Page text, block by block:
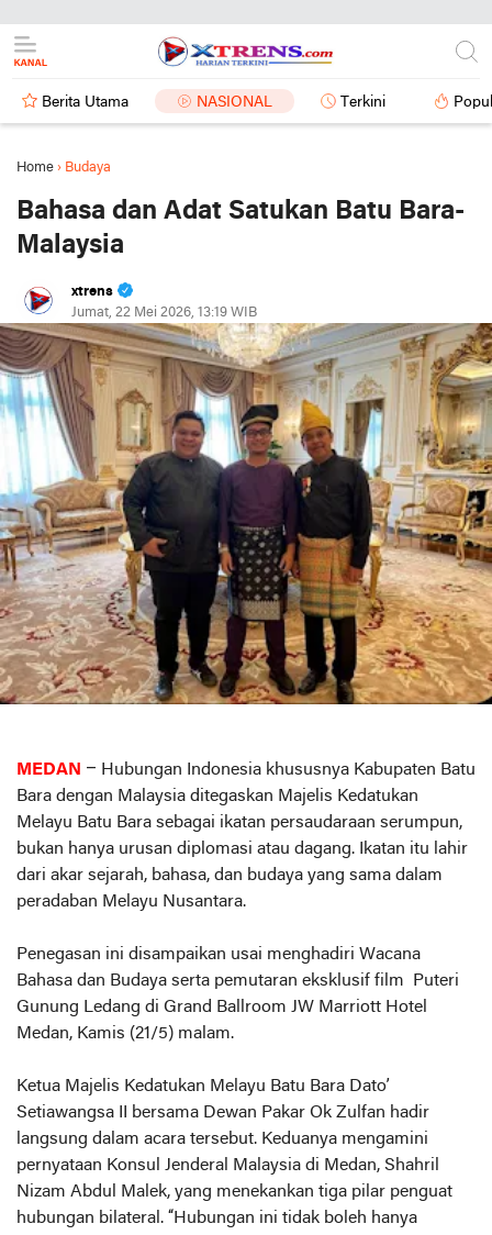
Berita Utama NASIONAL Terkini
Home › Budaya
Bahasa dan Adat Satukan Batu Bara-
Malaysia
xtrens
Jumat, 22 Mei 2026, 13:19 WIB
MEDAN – Hubungan Indonesia khususnya Kabupaten Batu
Bara dengan Malaysia ditegaskan Majelis Kedatukan
Melayu Batu Bara sebagai ikatan persaudaraan serumpun,
bukan hanya urusan diplomasi atau dagang. Ikatan itu lahir
dari akar sejarah, bahasa, dan budaya yang sama dalam
peradaban Melayu Nusantara.
Penegasan ini disampaikan usai menghadiri Wacana
Bahasa dan Budaya serta pemutaran eksklusif film Puteri
Gunung Ledang di Grand Ballroom JW Marriott Hotel
Medan, Kamis (21/5) malam.
Ketua Majelis Kedatukan Melayu Batu Bara Dato’
Setiawangsa II bersama Dewan Pakar Ok Zulfan hadir
langsung dalam acara tersebut. Keduanya mengamini
pernyataan Konsul Jenderal Malaysia di Medan, Shahril
Nizam Abdul Malek, yang menekankan tiga pilar penguat
hubungan bilateral. “Hubungan ini tidak boleh hanya